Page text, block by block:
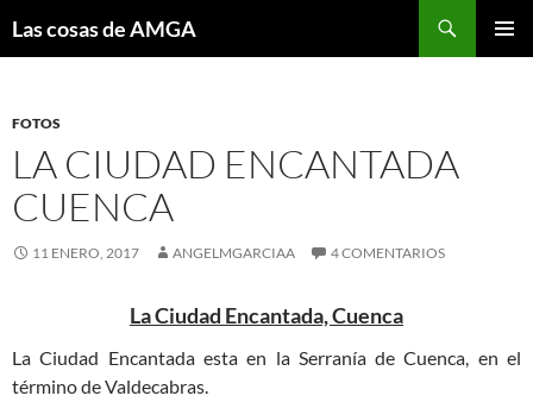
Las cosas de AMGA
FOTOS
LA CIUDAD ENCANTADA
CUENCA
11 ENERO, 2017 ANGELMGARCIAA 4 COMENTARIOS
La Ciudad Encantada, Cuenca
La Ciudad Encantada esta en la Serranía de Cuenca, en el
término de Valdecabras.